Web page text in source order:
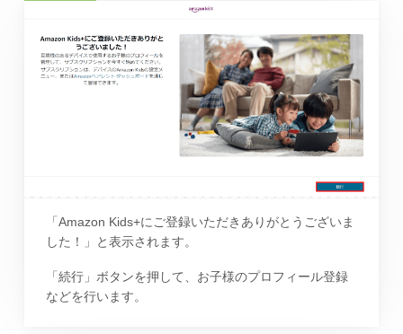
「Amazon Kids+にご登録いただきありがとうございま
した！」と表示されます。
「続行」ボタンを押して、お子様のプロフィール登録
などを行います。